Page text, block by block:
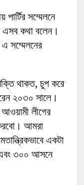
সম্মেলনে
এসব কথা বলেন।
এ সম্মেলনের
থাকত, চুপ করে
২০৩০ সালে।
লীগের
আমরা
একটা
এবং ৩০০ আসনে